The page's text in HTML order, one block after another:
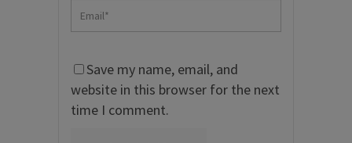
Save my name, email, and
website in this browser for the next
time I comment.